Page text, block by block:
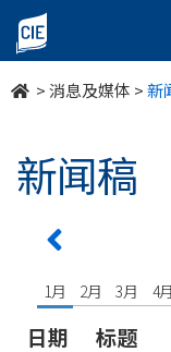
undefined
>消息及媒体 >新
新闻稿
1月 2月 3月 4月
日期
标题